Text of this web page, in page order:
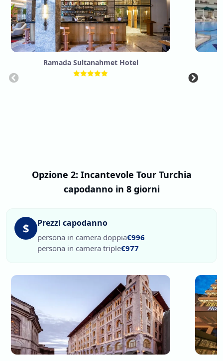
Ramada Sultanahmet Hotel
Opzione 2: Incantevole Tour Turchia
capodanno in 8 giorni
$ Prezzi capodanno
persona in camera doppia€996
persona in camera triple€977